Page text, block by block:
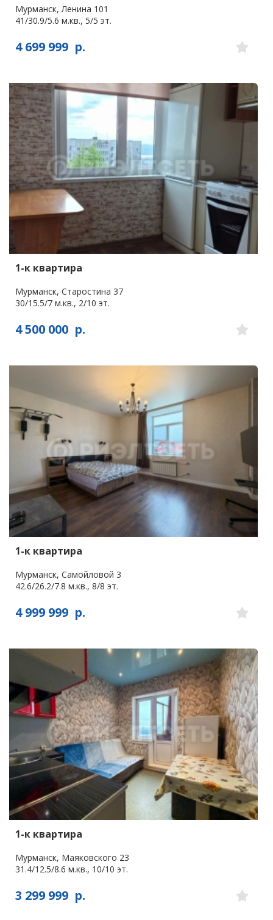
Мурманск, Ленина 101
41/30.9/5.6 м.кв., 5/5 эт.
4 699 999 р.
1-к квартира
Мурманск, Старостина 37
30/15.5/7 м.кв., 2/10 эт.
4 500 000 р.
1-к квартира
Мурманск, Самойловой 3
42.6/26.2/7.8 м.кв., 8/8 эт.
4 999 999 р.
1-к квартира
Мурманск, Маяковского 23
31.4/12.5/8.6 м.кв., 10/10 эт.
3 299 999 р.